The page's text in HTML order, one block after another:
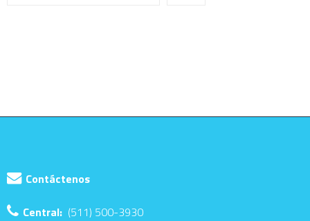
Contáctenos
Central: (511) 500-3930